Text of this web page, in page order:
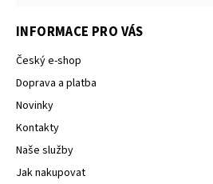
INFORMACE PRO VÁS
Český e-shop
Doprava a platba
Novinky
Kontakty
Naše služby
Jak nakupovat